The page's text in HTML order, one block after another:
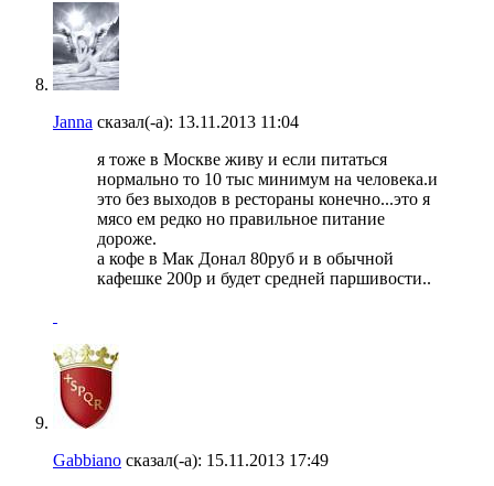
Janna сказал(-а): 13.11.2013 11:04
я тоже в Москве живу и если питаться
нормально то 10 тыс минимум на человека.и
это без выходов в рестораны конечно...это я
мясо ем редко но правильное питание
дороже.
а кофе в Мак Донал 80руб и в обычной
кафешке 200р и будет средней паршивости..
Gabbiano сказал(-а): 15.11.2013 17:49